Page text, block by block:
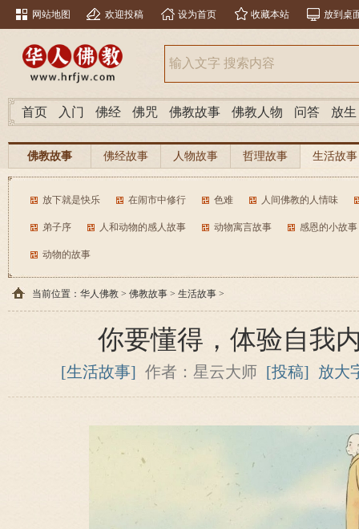
网站地图 欢迎投稿 设为首页 收藏本站 放到桌
首页 入门 佛经 佛咒 佛教故事 佛教人物 问答 放生
佛教故事 佛经故事 人物故事 哲理故事 生活故事
放下就是快乐 在闹市中修行 色难 人间佛教的人情味
弟子序 人和动物的感人故事 动物寓言故事 感恩的小故事
动物的故事
当前位置： 华人佛教 > 佛教故事 > 生活故事 >
你要懂得，体验自我
[生活故事] 作者：星云大师 [投稿] 放大